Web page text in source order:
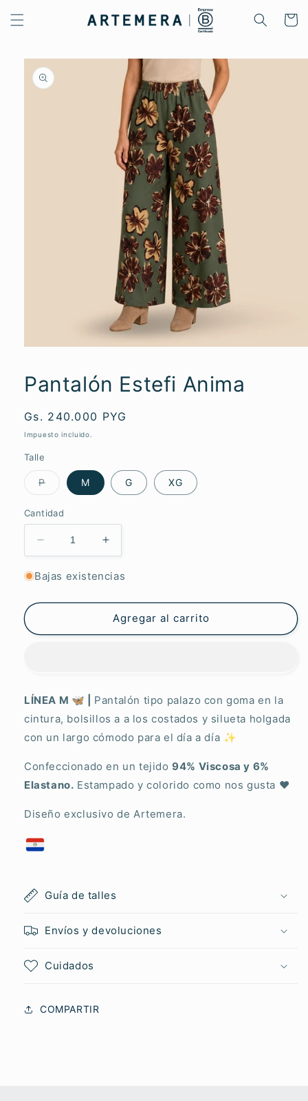
directamente
al contenido
Carrito
directamente
información
1
en
ventana
modal
Pantalón Estefi Anima
Precio
habitual
Gs. 240.000 PYG
Impuesto incluido.
Talle
PVariante
agotada
no
disponible
M G XG
Cantidad
Reducir
cantidad
para
Estefi
Aumentar
cantidad
para
Estefi
Anima
Bajas existencias
Agregar al carrito
LÍNEA M 🦋 | Pantalón tipo palazo con goma en la
cintura, bolsillos a a los costados y silueta holgada
con un largo cómodo para el día a día ✨
Confeccionado en un tejido94% Viscosa y 6%
Elastano. Estampado y colorido como nos gusta ♥︎
Diseño exclusivo de Artemera.
Guía de talles
Envíos y devoluciones
Cuidados
COMPARTIR